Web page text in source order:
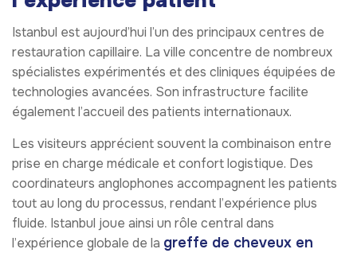
Istanbul est aujourd’hui l’un des principaux centres de
restauration capillaire. La ville concentre de nombreux
spécialistes expérimentés et des cliniques équipées de
technologies avancées. Son infrastructure facilite
également l’accueil des patients internationaux.
Les visiteurs apprécient souvent la combinaison entre
prise en charge médicale et confort logistique. Des
coordinateurs anglophones accompagnent les patients
tout au long du processus, rendant l’expérience plus
fluide. Istanbul joue ainsi un rôle central dans
l’expérience globale de la greffe de cheveux en